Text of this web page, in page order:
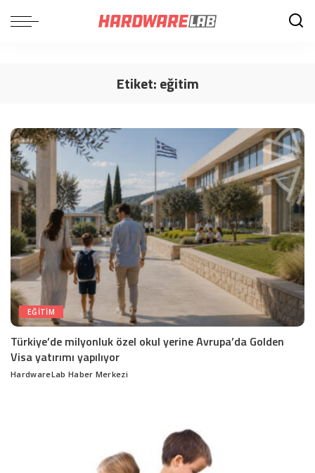
Etiket:eğitim
EĞITIM
Türkiye’de milyonluk özel okul yerine Avrupa’da Golden
Visa yatırımı yapılıyor
Posted
HardwareLab Haber Merkezi